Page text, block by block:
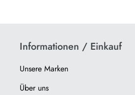
Informationen / Einkauf
Unsere Marken
Über uns